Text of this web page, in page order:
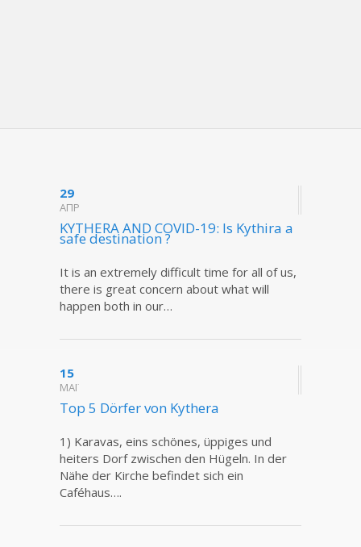
29
ΑΠΡ
KYTHERA AND COVID-19: Is Kythira a
safe destination ?
It is an extremely difficult time for all of us,
there is great concern about what will
happen both in our…
15
ΜΑΪ
Top 5 Dörfer von Kythera
1) Karavas, eins schönes, üppiges und
heiters Dorf zwischen den Hügeln. In der
Nähe der Kirche befindet sich ein
Caféhaus….